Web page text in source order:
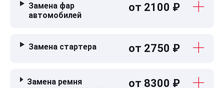
Замена фар
автомобилей
от 2100 ₽
Замена стартера от 2750 ₽
Замена ремня
от 8300 ₽